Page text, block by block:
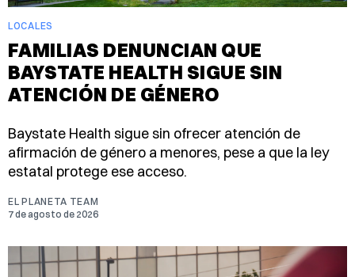
LOCALES
FAMILIAS DENUNCIAN QUE
BAYSTATE HEALTH SIGUE SIN
ATENCIÓN DE GÉNERO
Baystate Health sigue sin ofrecer atención de
afirmación de género a menores, pese a que la ley
estatal protege ese acceso.
EL PLANETA TEAM
7 de agosto de 2026